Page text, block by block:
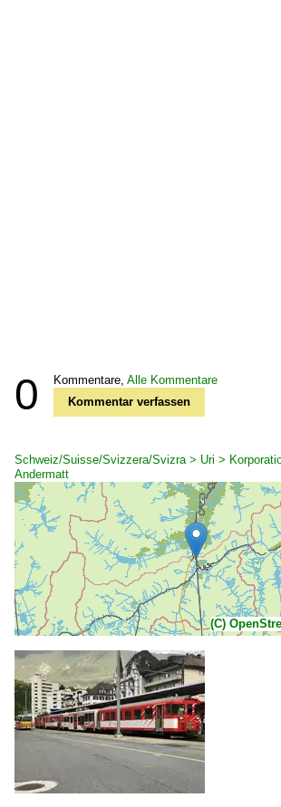
0 Kommentare, Alle Kommentare
Kommentar verfassen
Schweiz/Suisse/Svizzera/Svizra > Uri >
Andermatt
(C)